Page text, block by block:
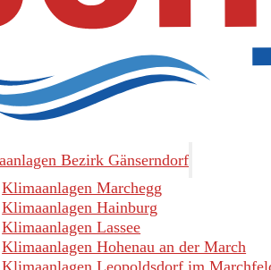
Bezirk Gänserndorf
Klimaanlagen Marchegg
Klimaanlagen Hainburg
Klimaanlagen Lassee
Klimaanlagen Hohenau an der March
Klimaanlagen Leopoldsdorf im